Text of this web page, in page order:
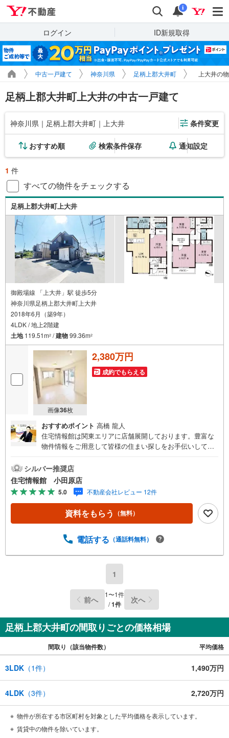
検索 通知
i
ログイン ID新規取得
中古一戸建て 神奈川県 足柄上郡大井町 上大井の
足柄上郡大井町上大井の中古一戸建て
神奈川県｜足柄上郡大井町｜上大井 条件変更
おすすめ順 検索条件保存 通知設定
1 件
すべての物件をチェックする
足柄上郡大井町上大井
御殿場線 「上大井」駅 徒歩5分
神奈川県足柄上郡大井町上大井
2018年6月（築9年）
4LDK / 地上2階建
土地119.51m2 /建物99.36m2
画像36枚
2,380万円
成約でもらえる
おすすめポイント 高橋 龍人
住宅情報館は関東エリアに店舗展開しております。豊富な
物件情報をご用意して皆様の住まい探しをお手伝いしてお
さい。住宅ローン相談会も同時開催中無理のない住宅ロー
ンの試算やご購入の際にかかる諸費用の概算も行っており
ます。しっかりとした資金計画のアドバイスをさせて頂き
ますので、お気軽にご相談ください。
シルバー推奨店
住宅情報館 小田原店
5.0 不動産会社レビュー 12件
資料をもらう （無料）
電話する （通話料無料）
1
前へ 1〜1件
/1件 次へ
足柄上郡大井町の間取りごとの価格相場
間取り（該当物件数） 平均価格
3LDK （1件） 1,490万円
4LDK （3件） 2,720万円
物件が所在する市区町村を対象とした平均価格を表示しています。
賃貸中の物件を除いています。